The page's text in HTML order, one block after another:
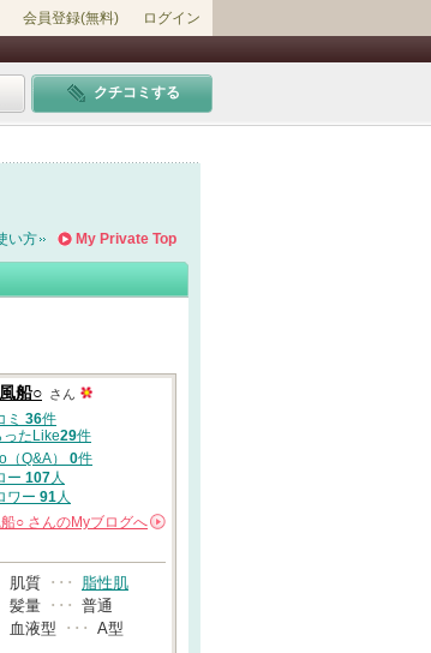
会員登録(無料) ログイン
クチコミする
My Private Top
い方
船○ さん
ミ 36件
ったLike29件
（Q&A） 0件
ー 107人
ワー 91人
○ さんのMyブログへ
肌質 ･･･
脂性肌
髪量 ･･･ 普通
血液型 ･･･ A型